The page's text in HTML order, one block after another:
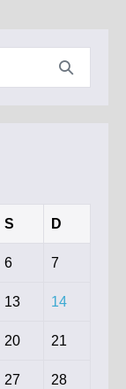
S D
6 7
13 14
20 21
27 28